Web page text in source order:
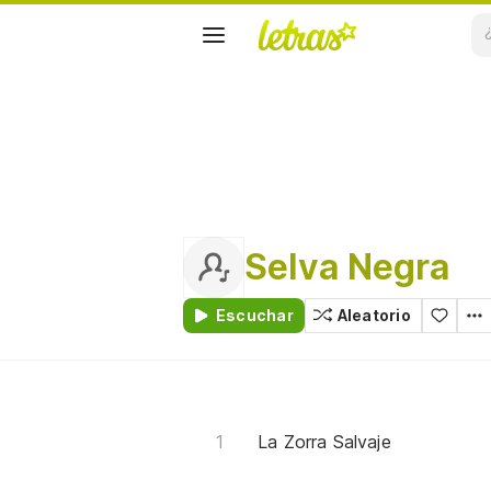
Selva Negra
Escuchar Aleatorio
La Zorra Salvaje